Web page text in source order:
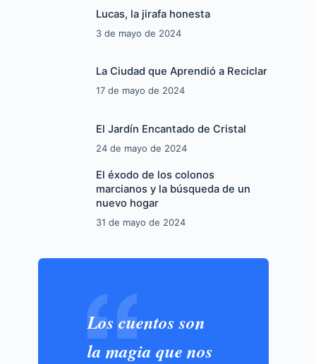
Lucas, la jirafa honesta
3 de mayo de 2024
La Ciudad que Aprendió a Reciclar
17 de mayo de 2024
El Jardín Encantado de Cristal
24 de mayo de 2024
El éxodo de los colonos
marcianos y la búsqueda de un
nuevo hogar
31 de mayo de 2024
Los cuentos son
la magia que nos